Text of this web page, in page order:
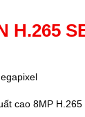
H.265
cao 8MP H.265